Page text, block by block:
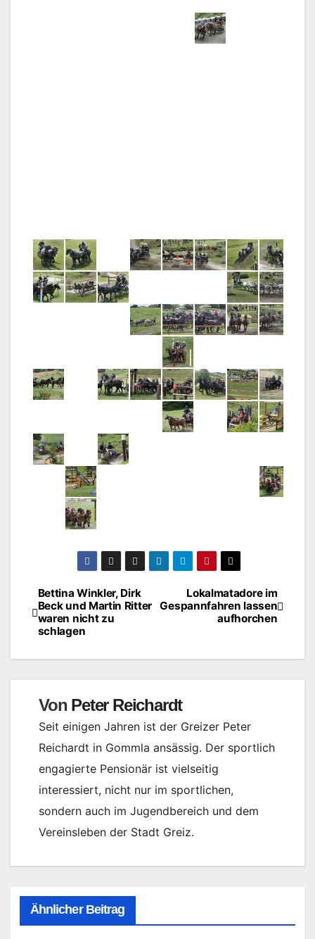
BeitragsnavigationLokalmatadore im
Gespannfahren lassen
aufhorchen
Bettina Winkler, Dirk
Beck und Martin Ritter
waren nicht zu
schlagen
Von Peter Reichardt
Seit einigen Jahren ist der Greizer Peter
Reichardt in Gommla ansässig. Der sportlich
engagierte Pensionär ist vielseitig
interessiert, nicht nur im sportlichen,
sondern auch im Jugendbereich und dem
Vereinsleben der Stadt Greiz.
Ähnlicher Beitrag